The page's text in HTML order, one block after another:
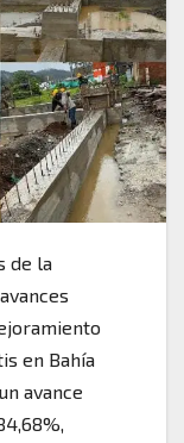
de la
en Bahía
avance